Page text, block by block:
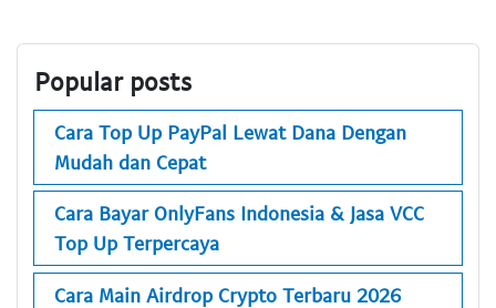
Popular posts
Cara Top Up PayPal Lewat Dana Dengan
Mudah dan Cepat
Cara Bayar OnlyFans Indonesia & Jasa VCC
Top Up Terpercaya
Cara Main Airdrop Crypto Terbaru 2026